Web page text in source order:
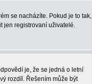
se nacházíte. Pokud je to tak,
jen registrovaní uživatelé.
je, že se jedná o letní
rozdíl. Řešením může být